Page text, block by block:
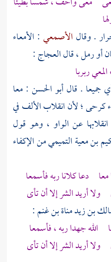
. وقال الأصمعي : الأمعاء
أو رمل ، قال العجاج :
ربربا
جميعا . قالأبو الحسن : معا
كرحى ؛ لأن انقلاب الألف في
عن الواو ، وهو قول
بن معية التميميمن الإكفاء
دعا كلانا ربه فأسمعا
أريد الشر إلا أن تأى
بن زيد مناة بن غنم:
الله جهدا ربه ، فأسمعا
أريد الشر إلا أن تأى